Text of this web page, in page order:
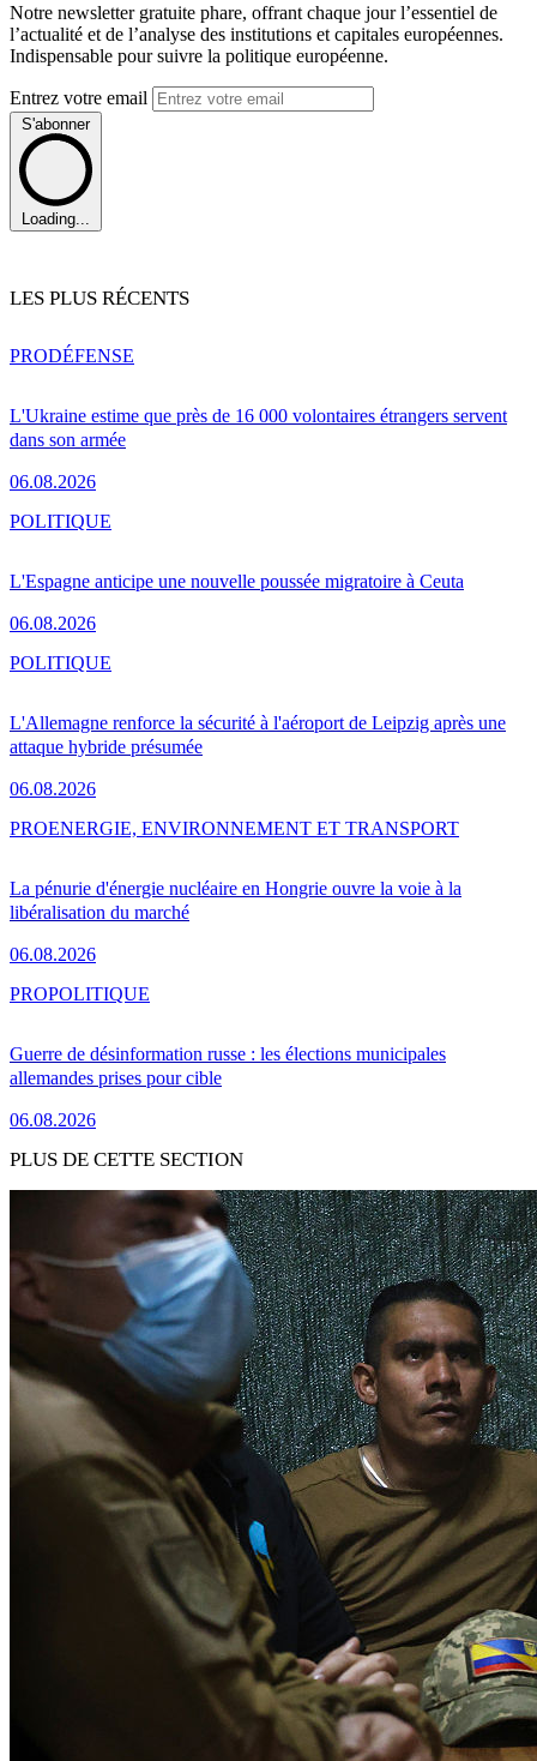
Notre newsletter gratuite phare, offrant chaque jour l’essentiel de
l’actualité et de l’analyse des institutions et capitales européennes.
Indispensable pour suivre la politique européenne.
Entrez votre email
S'abonner
Loading...
LES PLUS RÉCENTS
L'Ukraine estime que près de 16 000 volontaires étrangers servent
dans son armée
06.08.2026
PRODÉFENSE
L'Espagne anticipe une nouvelle poussée migratoire à Ceuta
06.08.2026
POLITIQUE
L'Allemagne renforce la sécurité à l'aéroport de Leipzig après une
attaque hybride présumée
06.08.2026
POLITIQUE
La pénurie d'énergie nucléaire en Hongrie ouvre la voie à la
libéralisation du marché
06.08.2026
PROENERGIE, ENVIRONNEMENT ET TRANSPORT
Guerre de désinformation russe : les élections municipales
allemandes prises pour cible
06.08.2026
PROPOLITIQUE
PLUS DE CETTE SECTION